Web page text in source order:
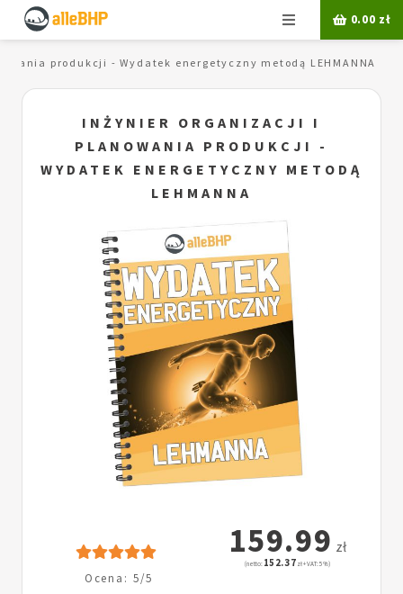
Menu 0.00 zł
produkcji - Wydatek energetyczny metodą LEHMANNA
INŻYNIER ORGANIZACJI I
PLANOWANIA PRODUKCJI -
WYDATEK ENERGETYCZNY METODĄ
LEHMANNA
Ocena: 5/5
159.99 zł
(netto: 152.37 zł + VAT: 5%)